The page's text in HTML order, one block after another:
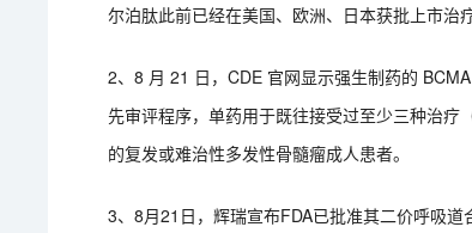
尔泊肽此前已经在美国、欧洲、日本获批上市治
2、8 月 21 日，CDE 官网显示强生制药的
先审评程序，单药用于既往接受过至少三种治疗
的复发或难治性多发性骨髓瘤成人患者。
3、8月21日，辉瑞宣布FDA已批准其二价呼吸